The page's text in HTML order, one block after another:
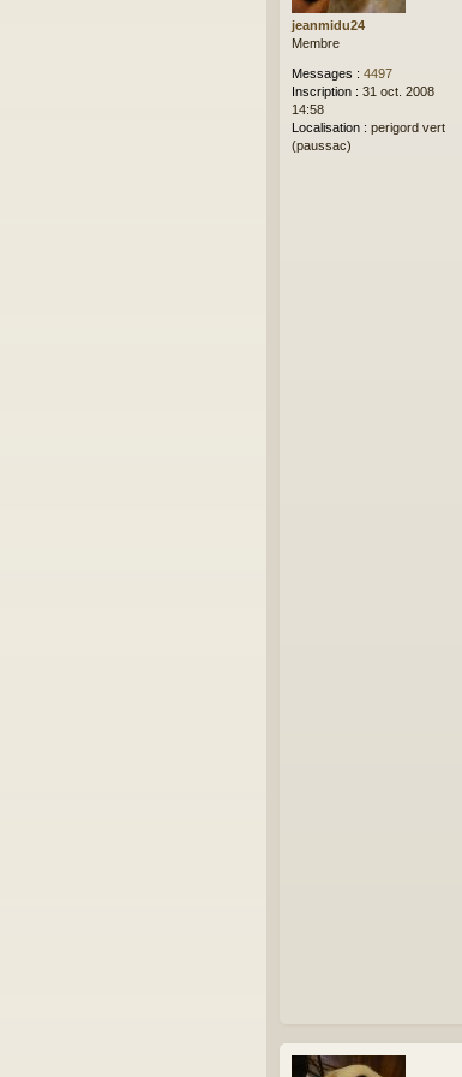
jeanmidu24
Membre
Messages : 4497
Inscription : 31 oct. 2008
14:58
Localisation : perigord vert
(paussac)